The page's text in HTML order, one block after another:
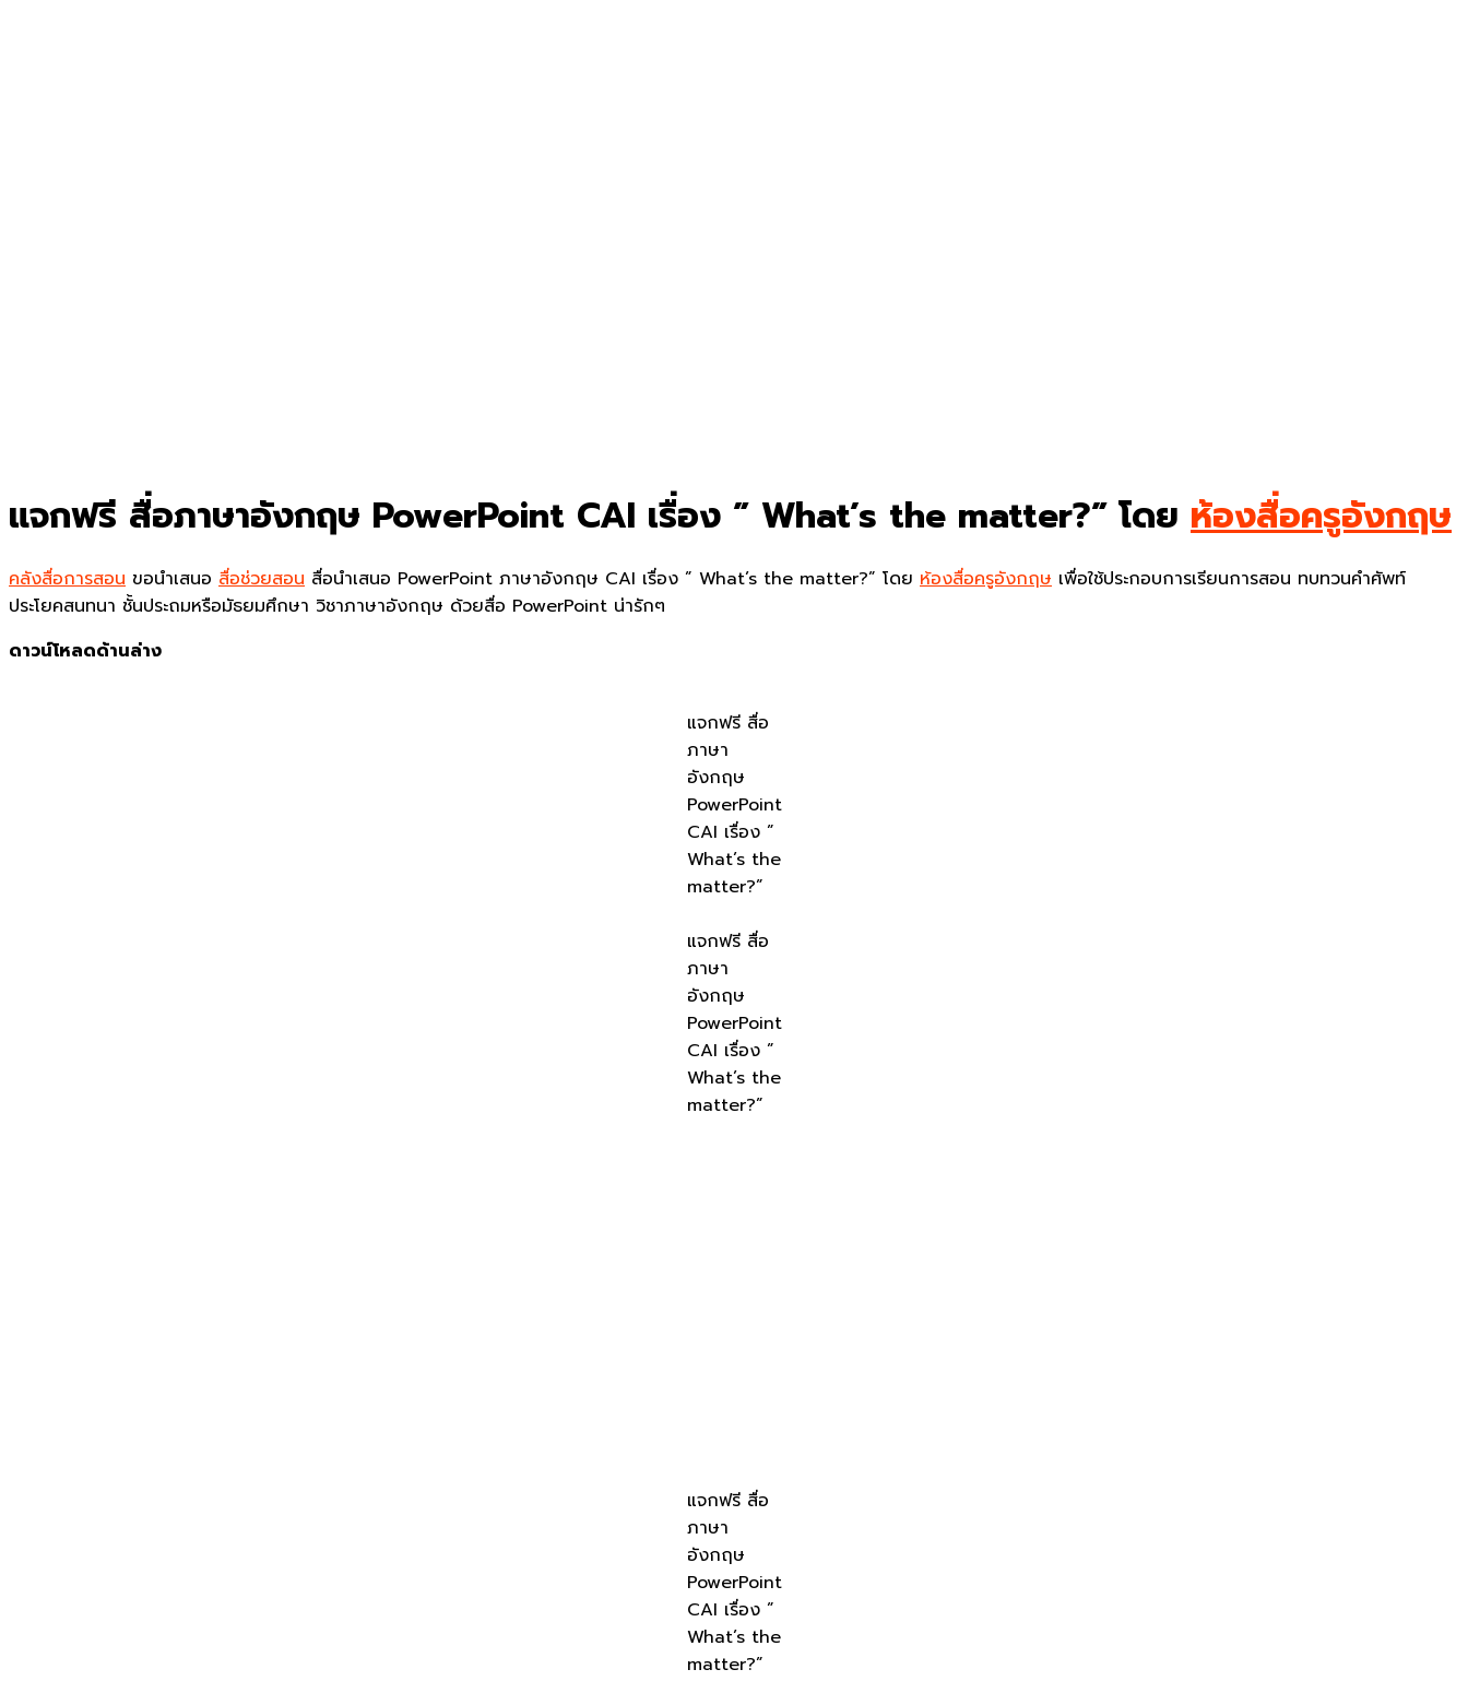
แจกฟรี สื่อภาษาอังกฤษ PowerPoint CAI เรื่อง ” What’s the matter?” โดย ห้องสื่อครูอังกฤษ
คลังสื่อการสอน ขอนำเสนอ สื่อช่วยสอน สื่อนำเสนอ PowerPoint ภาษาอังกฤษ CAI เรื่อง ” What’s the matter?” โดย ห้องสื่อครูอังกฤษ เพื่อใช้ประกอบการเรียนการสอน ทบทวนคำศัพท์
ประโยคสนทนา ชั้นประถมหรือมัธยมศึกษา วิชาภาษาอังกฤษ ด้วยสื่อ PowerPoint น่ารักๆ
ดาวน์โหลดด้านล่าง
แจกฟรี สื่อ
ภาษา
อังกฤษ
PowerPoint
CAI เรื่อง ”
What’s the
matter?”
แจกฟรี สื่อ
ภาษา
อังกฤษ
PowerPoint
CAI เรื่อง ”
What’s the
matter?”
แจกฟรี สื่อ
ภาษา
อังกฤษ
PowerPoint
CAI เรื่อง ”
What’s the
matter?”